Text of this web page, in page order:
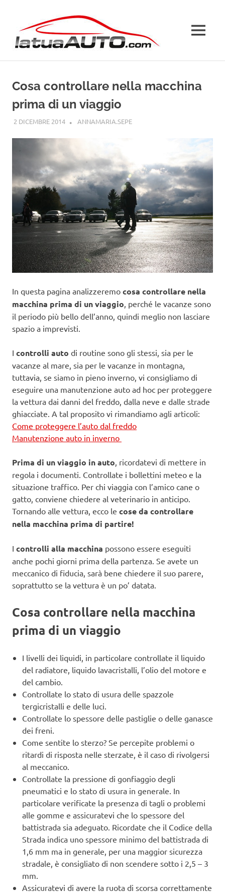
contenuto
MENU
Cosa controllare nella macchina
prima di un viaggio
2 DICEMBRE 2014 ANNAMARIA.SEPEGUIDE
In questa pagina analizzeremo cosa controllare nella
macchina prima di un viaggio , perché le vacanze sono
il periodo più bello dell’anno, quindi meglio non lasciare
spazio a imprevisti.
I controlli auto di routine sono gli stessi, sia per le
vacanze al mare, sia per le vacanze in montagna,
tuttavia, se siamo in pieno inverno, vi consigliamo di
eseguire una manutenzione auto ad hoc per proteggere
la vettura dai danni del freddo, dalla neve e dalle strade
ghiacciate. A tal proposito vi rimandiamo agli articoli:
Come proteggere l’auto dal freddo
Manutenzione auto in inverno
Prima di un viaggio in auto , ricordatevi di mettere in
regola i documenti. Controllate i bollettini meteo e la
situazione traffico. Per chi viaggia con l’amico cane o
gatto, conviene chiedere al veterinario in anticipo.
Tornando alle vettura, ecco le cose da controllare
nella macchina prima di partire!
I controlli alla macchina possono essere eseguiti
anche pochi giorni prima della partenza. Se avete un
meccanico di fiducia, sarà bene chiedere il suo parere,
soprattutto se la vettura è un po’ datata.
Cosa controllare nella macchina
prima di un viaggio
I livelli dei liquidi, in particolare controllate il liquido
del radiatore, liquido lavacristalli, l’olio del motore e
del cambio.
Controllate lo stato di usura delle spazzole
tergicristalli e delle luci.
Controllate lo spessore delle pastiglie o delle ganasce
dei freni.
Come sentite lo sterzo? Se percepite problemi o
ritardi di risposta nelle sterzate, è il caso di rivolgersi
al meccanico.
Controllate la pressione di gonfiaggio degli
pneumatici e lo stato di usura in generale. In
particolare verificate la presenza di tagli o problemi
alle gomme e assicuratevi che lo spessore del
battistrada sia adeguato. Ricordate che il Codice della
Strada indica uno spessore minimo del battistrada di
1,6 mm ma in generale, per una maggior sicurezza
stradale, è consigliato di non scendere sotto i 2,5 – 3
mm.
Assicuratevi di avere la ruota di scorsa correttamente